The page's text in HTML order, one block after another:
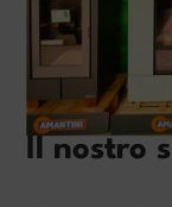
Il nostro